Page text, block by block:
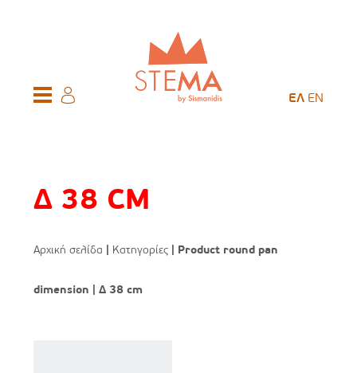
ΕΛ EN
Δ 38 CM
Αρχική σελίδα Κατηγορίες | Product round pan
dimension | Δ 38 cm